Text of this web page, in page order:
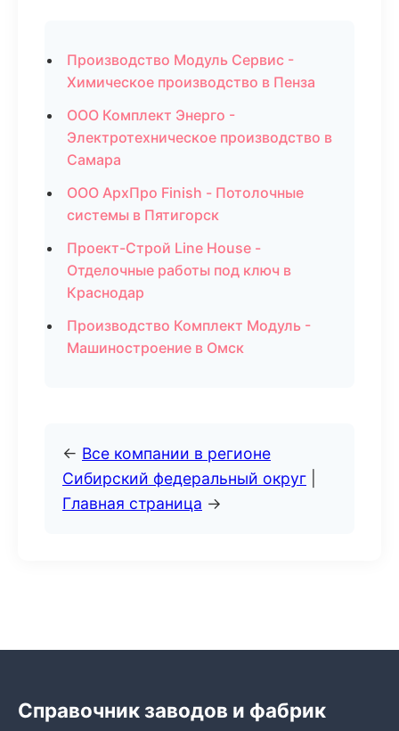
Производство Модуль Сервис -
Химическое производство в Пенза
ООО Комплект Энерго -
Электротехническое производство в
Самара
ООО АрхПро Finish - Потолочные
системы в Пятигорск
Проект-Строй Line House -
Отделочные работы под ключ в
Краснодар
Производство Комплект Модуль -
Машиностроение в Омск
← Все компании в регионе
Сибирский федеральный округ
Главная страница →
Справочник заводов и фабрик